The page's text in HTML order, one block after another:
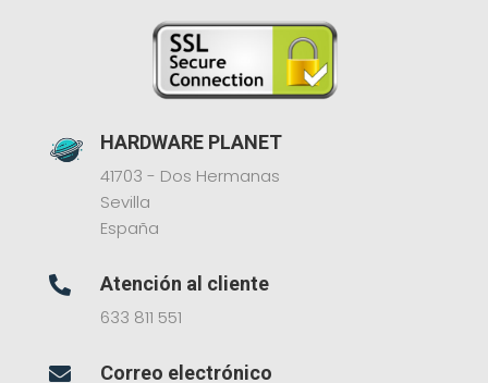
HARDWARE PLANET
41703 - Dos Hermanas
Sevilla
España

Atención al cliente
633 811 551
 Correo electrónico